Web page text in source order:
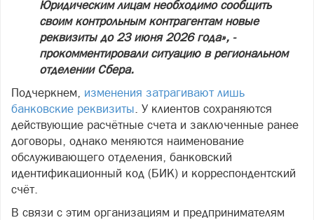
Юридическим лицам необходимо сообщить
своим контрольным контрагентам новые
реквизиты до 23 июня 2026 года», -
прокомментировали ситуацию в региональном
отделении Сбера.
Подчеркнем, изменения затрагивают лишь
банковские реквизиты . У клиентов сохраняются
действующие расчётные счета и заключенные ранее
договоры, однако меняются наименование
обслуживающего отделения, банковский
идентификационный код (БИК) и корреспондентский
счёт.
В связи с этим организациям и предпринимателям